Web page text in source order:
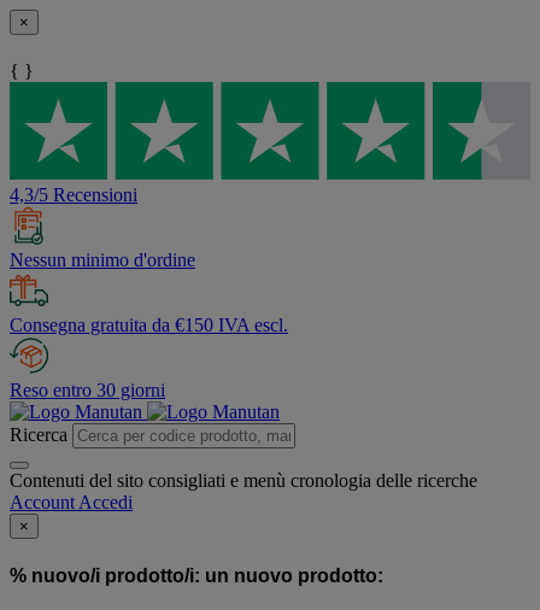
×
{ }
4,3/5 Recensioni
Nessun minimo d'ordine
Consegna gratuita da €150 IVA escl.
Reso entro 30 giorni
Ricerca
Contenuti del sito consigliati e menù cronologia delle ricerche
Account Accedi
×
% nuovo/i prodotto/i: un nuovo prodotto: